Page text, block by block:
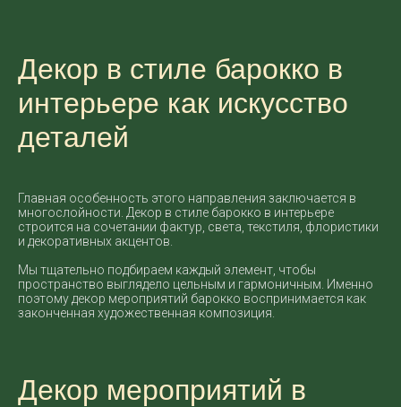
Декор в стиле барокко в
интерьере как искусство
деталей
Главная особенность этого направления заключается в
многослойности. Декор в стиле барокко в интерьере
строится на сочетании фактур, света, текстиля, флористики
и декоративных акцентов.
Мы тщательно подбираем каждый элемент, чтобы
пространство выглядело цельным и гармоничным. Именно
поэтому декор мероприятий барокко воспринимается как
законченная художественная композиция.
Декор мероприятий в